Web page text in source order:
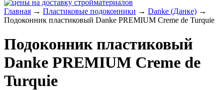
Главная → Пластиковые подоконники → Danke (Данке) →
Подоконник пластиковый Danke PREMIUM Creme de Turquie
Подоконник пластиковый
Danke PREMIUM Creme de
Turquie